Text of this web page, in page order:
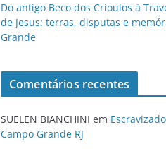
Do antigo Beco dos Crioulos à
de Jesus: terras, disputas e
Grande
Comentários recentes
SUELEN BIANCHINI em
Campo Grande RJ